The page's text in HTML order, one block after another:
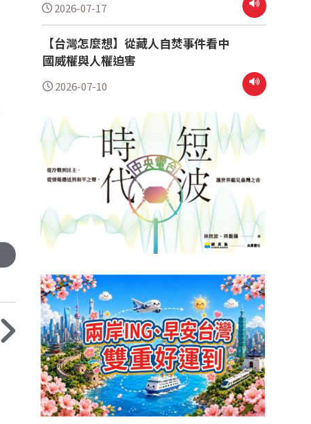
2026-07-17
【台灣怎麼想】從藏人自焚事件看中
國威權與人權迫害
2026-07-10